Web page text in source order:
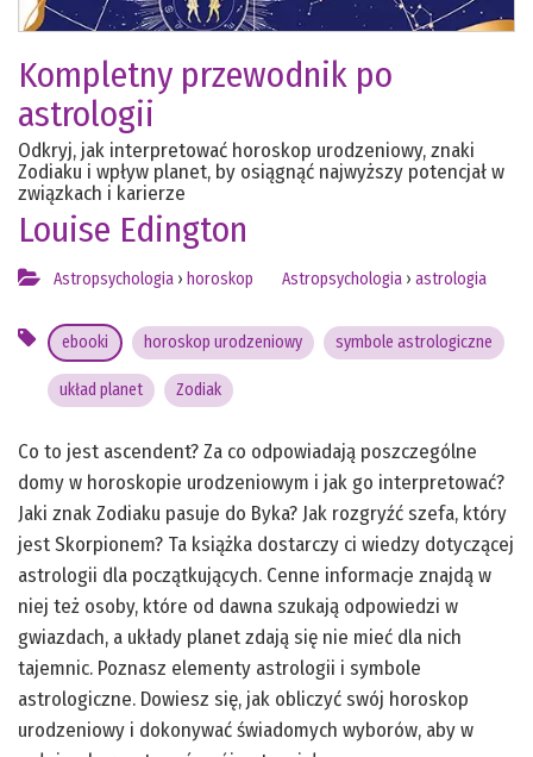
Kompletny przewodnik po
astrologii
Odkryj, jak interpretować horoskop urodzeniowy, znaki
Zodiaku i wpływ planet, by osiągnąć najwyższy potencjał w
związkach i karierze
Louise Edington
Astropsychologia › horoskop Astropsychologia › astrologia
ebooki horoskop urodzeniowy symbole astrologiczne
układ planet Zodiak
Co to jest ascendent? Za co odpowiadają poszczególne
domy w horoskopie urodzeniowym i jak go interpretować?
Jaki znak Zodiaku pasuje do Byka? Jak rozgryźć szefa, który
jest Skorpionem? Ta książka dostarczy ci wiedzy dotyczącej
astrologii dla początkujących. Cenne informacje znajdą w
niej też osoby, które od dawna szukają odpowiedzi w
gwiazdach, a układy planet zdają się nie mieć dla nich
tajemnic. Poznasz elementy astrologii i symbole
astrologiczne. Dowiesz się, jak obliczyć swój horoskop
urodzeniowy i dokonywać świadomych wyborów, aby w